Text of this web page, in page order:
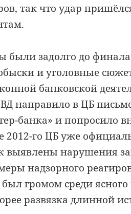
так что удар
задолго до
и уголовные
банковской
направило в ЦБ
банка» и попросило
2012-го ЦБ уже
выявлены нарушения
надзорного
громом среди
развязка длинной